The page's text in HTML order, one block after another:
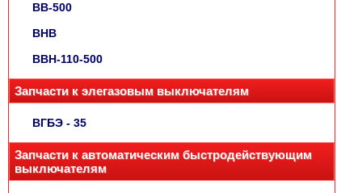
ВВ-500
ВНВ
ВВН-110-500
Запчасти к элегазовым выключателям
ВГБЭ - 35
Запчасти к автоматическим быстродействующим
выключателям